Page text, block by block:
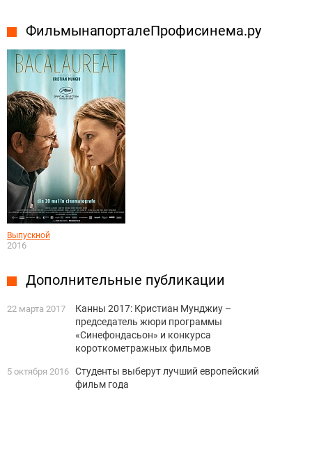
Фильмы на портале Профисинема.ру
Выпускной
2016
Дополнительные публикации
22 марта 2017
Канны 2017: Кристиан Мунджиу –
председатель жюри программы
«Синефондасьон» и конкурса
короткометражных фильмов
5 октября 2016 Студенты выберут лучший европейский
фильм года